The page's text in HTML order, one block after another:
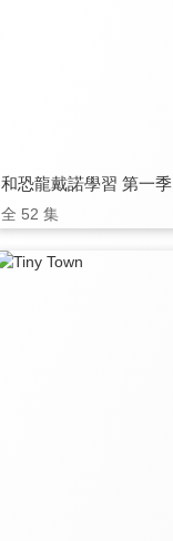
和恐龍戴諾學習 第一季
全 52 集